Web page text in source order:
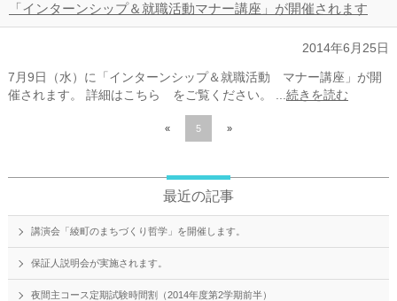
「インターンシップ＆就職活動マナー講座」が開催されます
2014年6月25日
7月9日（水）に「インターンシップ＆就職活動 マナー講座」が開
催されます。 詳細はこちら をご覧ください。 ... 続きを読む
« 5 »
最近の記事
講演会「綾町のまちづくり哲学」を開催します。
保証人説明会が実施されます。
夜間主コース定期試験時間割（2014年度第2学期前半）